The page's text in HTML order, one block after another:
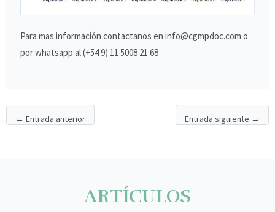
Para mas información contactanos en info@cgmpdoc.com o
por whatsapp al (+54 9) 11 5008 21 68
← Entrada anterior Entrada siguiente →
ARTÍCULOS